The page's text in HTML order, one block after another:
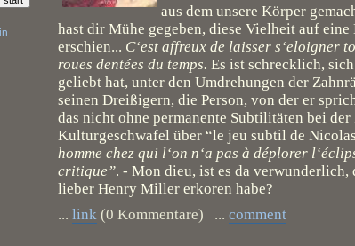
aus dem unsere Körper
hast dir Mühe gegeben, diese Vielheit auf
erschien... C‘est affreux de laisser s‘eloigner
roues dentées du temps. Es ist schrecklich,
geliebt hat, unter den Umdrehungen der
seinen Dreißigern, die Person, von der er
das nicht ohne permanente Subtilitäten bei
Kulturgeschwafel über “le jeu subtil de
homme chez qui l‘on n‘a pas à déplorer
critique”. - Mon dieu, ist es da
lieber Henry Miller erkoren habe?
... link (0 Kommentare) ... comment